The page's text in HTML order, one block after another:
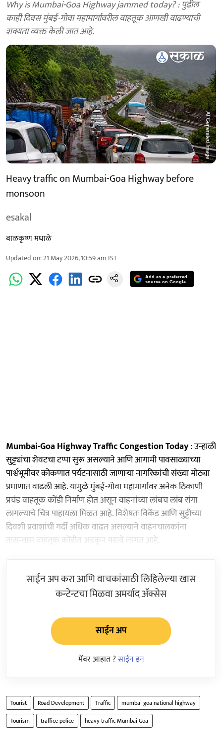
Why is Mumbai-Goa Highway jammed today? : पुढील
काही दिवस मुंबई-गोवा महामार्गावरील वाहतूक आणखी वाढण्याची
शक्यता व्यक्त केली जात आहे.
Heavy traffic on Mumbai-Goa Highway before
monsoon
esakal
बाळकृष्ण मधाळे
Updated on:21 May 2026, 10:59 am IST
Add as a preferred
source on Google
Mumbai-Goa Highway Traffic Congestion Today: उन्हाळी
सुट्ट्यांचा शेवटचा टप्पा सुरू असल्याने आणि आगामी पावसाळ्याच्या
पार्श्वभूमीवर कोकणात पर्यटनासाठी जाणाऱ्या नागरिकांची संख्या मोठ्या
प्रमाणात वाढली आहे. यामुळे मुंबई-गोवा महामार्गावर अनेक ठिकाणी
प्रचंड वाहतूक कोंडी निर्माण होत असून वाहनांच्या लांबच लांब रांगा
लागल्याचे चित्र पाहायला मिळत आहे. विशेषतः विकेंड आणि सुट्टीच्या
दिवशी प्रवाशांची गर्दी अधिक वाढत असल्याने वाहनचालकांना
तासन्तास वाहतूक कोंडीत अडकून पडावे लागत आहे.
साईन अप करा आणि वाचकांसाठी लिहिलेल्या खास
कन्टेन्टचा मिळवा अमर्याद ॲक्सेस
साईन अप
मेंबर आहात ?साईन इन
Tourist Road Development Traffic
mumbai goa national highway
Tourism
traffice police heavy traffic Mumbai Goa